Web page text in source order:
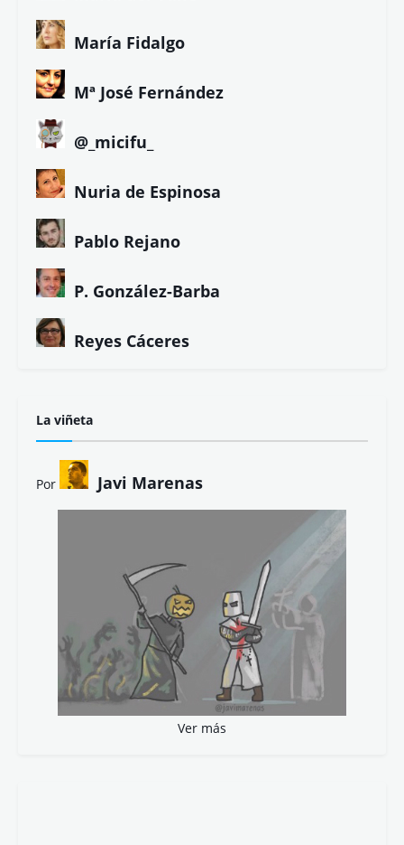
María Fidalgo
Mª José Fernández
@_micifu_
Nuria de Espinosa
Pablo Rejano
P. González-Barba
Reyes Cáceres
La viñeta
Por Javi Marenas
Ver más